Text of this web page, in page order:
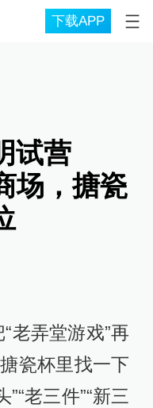
下载APP
试营
场，搪瓷
老弄堂游戏”再
瓷杯里找一下
老三件”“新三